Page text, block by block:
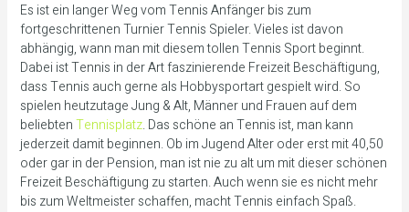
Es ist ein langer Weg vom Tennis Anfänger bis zum
fortgeschrittenen Turnier Tennis Spieler. Vieles ist davon
abhängig, wann man mit diesem tollen Tennis Sport beginnt.
Dabei ist Tennis in der Art faszinierende Freizeit Beschäftigung,
dass Tennis auch gerne als Hobbysportart gespielt wird. So
spielen heutzutage Jung & Alt, Männer und Frauen auf dem
beliebtenTennisplatz. Das schöne an Tennis ist, man kann
jederzeit damit beginnen. Ob im Jugend Alter oder erst mit 40,50
oder gar in der Pension, man ist nie zu alt um mit dieser schönen
Freizeit Beschäftigung zu starten. Auch wenn sie es nicht mehr
bis zum Weltmeister schaffen, macht Tennis einfach Spaß.